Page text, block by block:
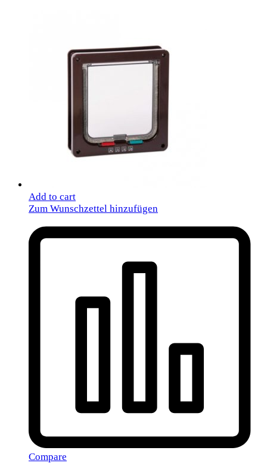
Add to cart
Zum Wunschzettel hinzufügen
Compare